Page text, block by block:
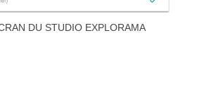
DU STUDIO EXPLORAMA